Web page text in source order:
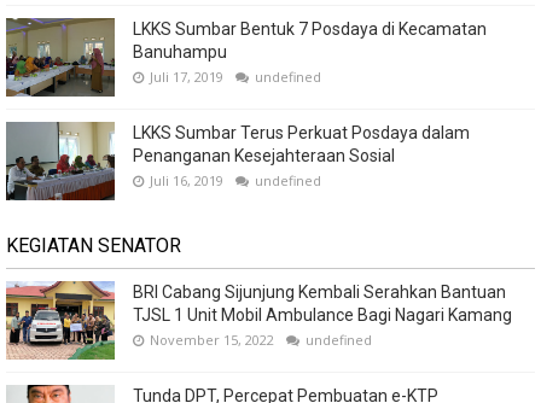
LKKS Sumbar Bentuk 7 Posdaya di Kecamatan
Banuhampu
Juli 17, 2019 undefined
LKKS Sumbar Terus Perkuat Posdaya dalam
Penanganan Kesejahteraan Sosial
Juli 16, 2019 undefined
KEGIATAN SENATOR
BRI Cabang Sijunjung Kembali Serahkan Bantuan
TJSL 1 Unit Mobil Ambulance Bagi Nagari Kamang
November 15, 2022 undefined
Tunda DPT, Percepat Pembuatan e-KTP